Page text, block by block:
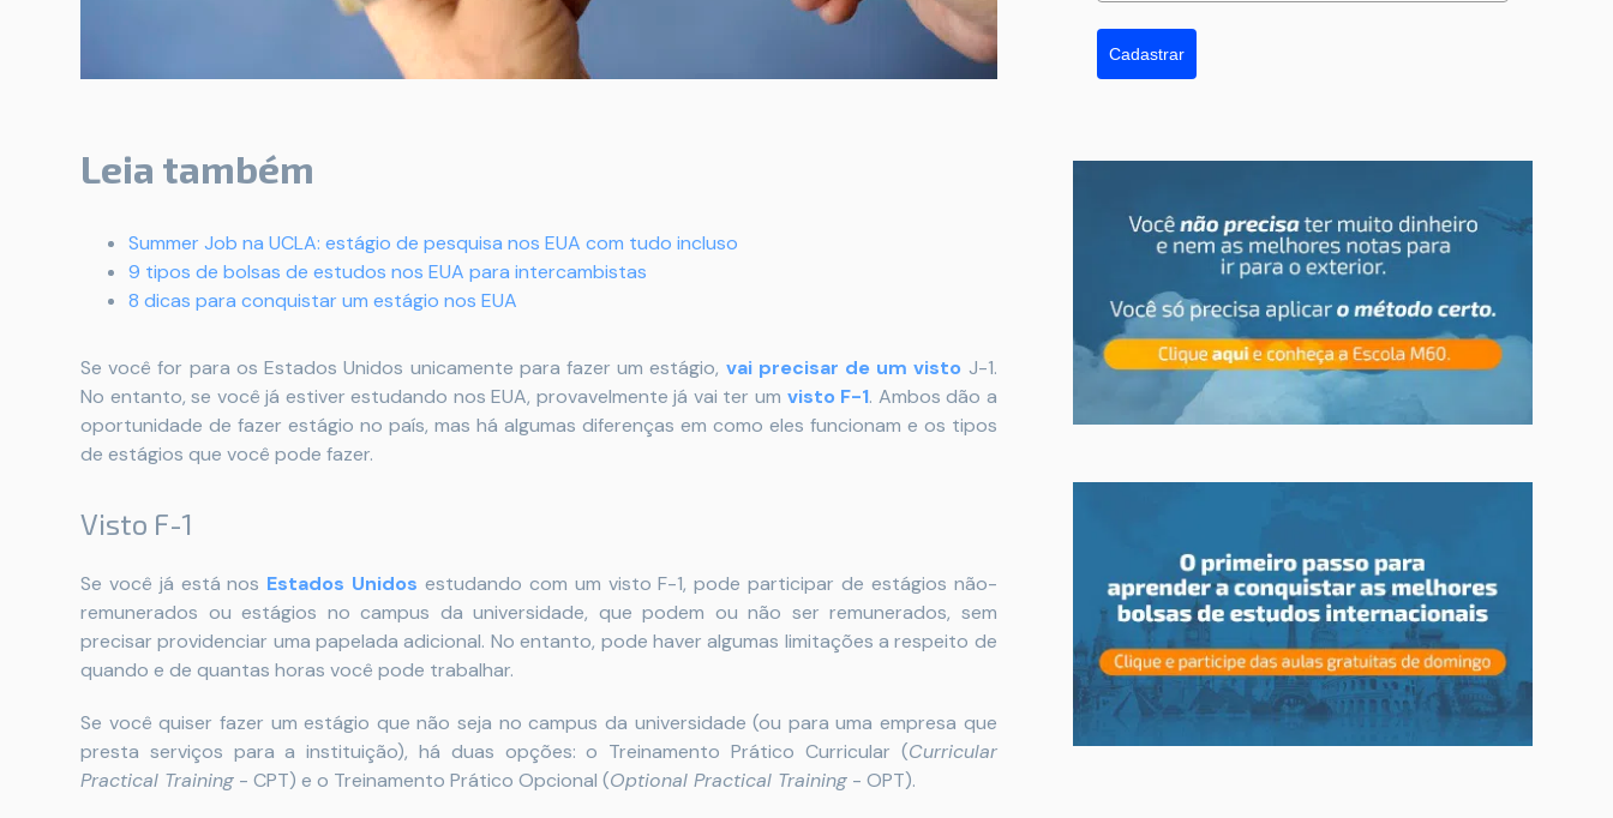
Leia também
Summer Job na UCLA: estágio de pesquisa nos EUA com tudo incluso
9 tipos de bolsas de estudos nos EUA para intercambistas
8 dicas para conquistar um estágio nos EUA
Se você for para os Estados Unidos unicamente para fazer um estágio, vai precisar de um visto J-1.
No entanto, se você já estiver estudando nos EUA, provavelmente já vai ter um visto F-1. Ambos dão a
oportunidade de fazer estágio no país, mas há algumas diferenças em como eles funcionam e os tipos
de estágios que você pode fazer.
Visto F-1
Se você já está nos Estados Unidos estudando com um visto F-1, pode participar de estágios não-
remunerados ou estágios no campus da universidade, que podem ou não ser remunerados, sem
precisar providenciar uma papelada adicional. No entanto, pode haver algumas limitações a respeito de
quando e de quantas horas você pode trabalhar.
Se você quiser fazer um estágio que não seja no campus da universidade (ou para uma empresa que
presta serviços para a instituição), há duas opções: o Treinamento Prático Curricular (Curricular
Practical Training - CPT) e o Treinamento Prático Opcional (Optional Practical Training - OPT).
Cadastrar